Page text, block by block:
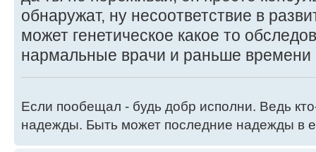
обнаружат, ну несоответствие в
может генетическое какое то
нармальные врачи и раньше времени
Если пообещал - будь добр исполни. Ведь
надежды. Быть может последние надежды в